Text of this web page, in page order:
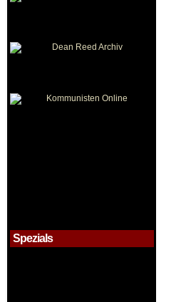
Spezials